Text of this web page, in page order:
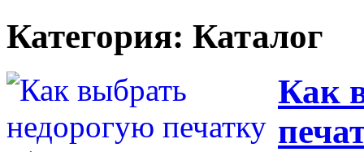
Категория: Каталог
Как